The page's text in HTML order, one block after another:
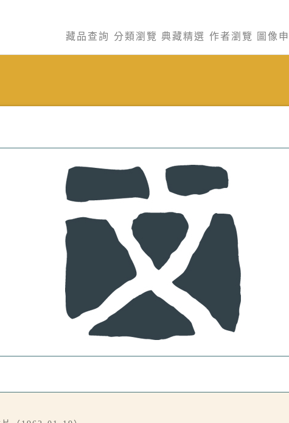
藏品查詢 分類瀏覽 典藏精選 作者瀏覽 圖像